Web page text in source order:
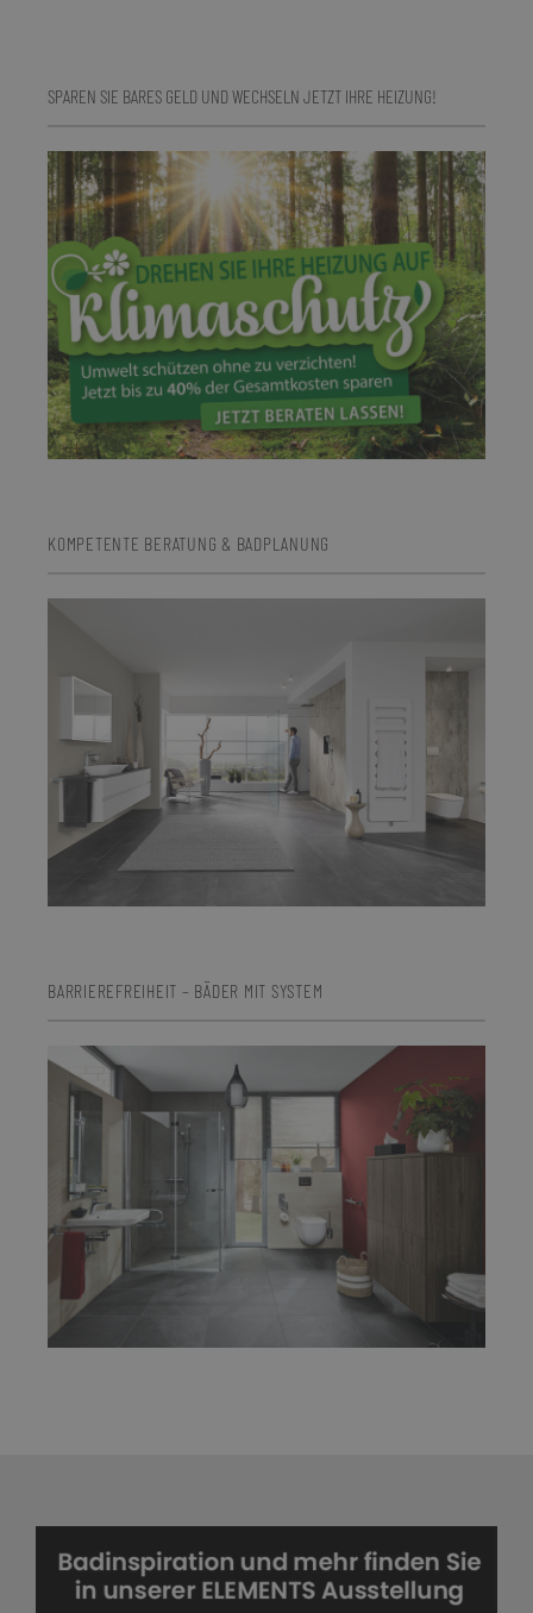
SPAREN SIE BARES GELD UND WECHSELN JETZT IHRE HEIZUNG!
KOMPETENTE BERATUNG & BADPLANUNG
BARRIEREFREIHEIT – BÄDER MIT SYSTEM